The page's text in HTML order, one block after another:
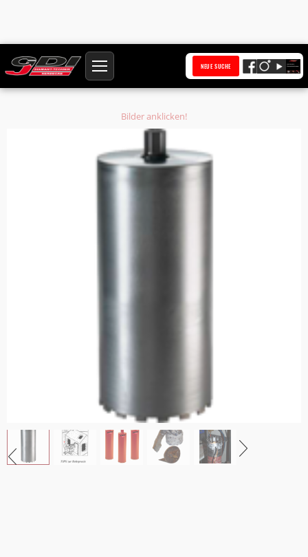
NEUE SUCHE
Startseite
Produkte
Diamantbohrkrone Ø 273 mm HQ Anschluss 1 1/4 Zoll UNC Bohrkern Ø 274
Bilder anklicken!